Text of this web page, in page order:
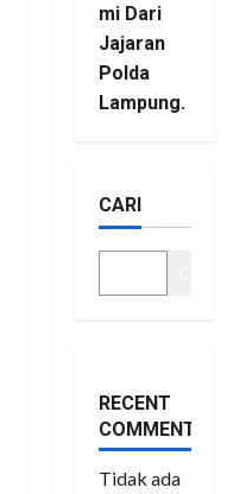
mi Dari
Jajaran
Polda
Lampung.
CARI
RECENT
COMMENTS
Tidak ada